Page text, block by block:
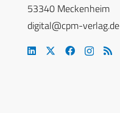
53340 Meckenheim
digital@cpm-verlag.de